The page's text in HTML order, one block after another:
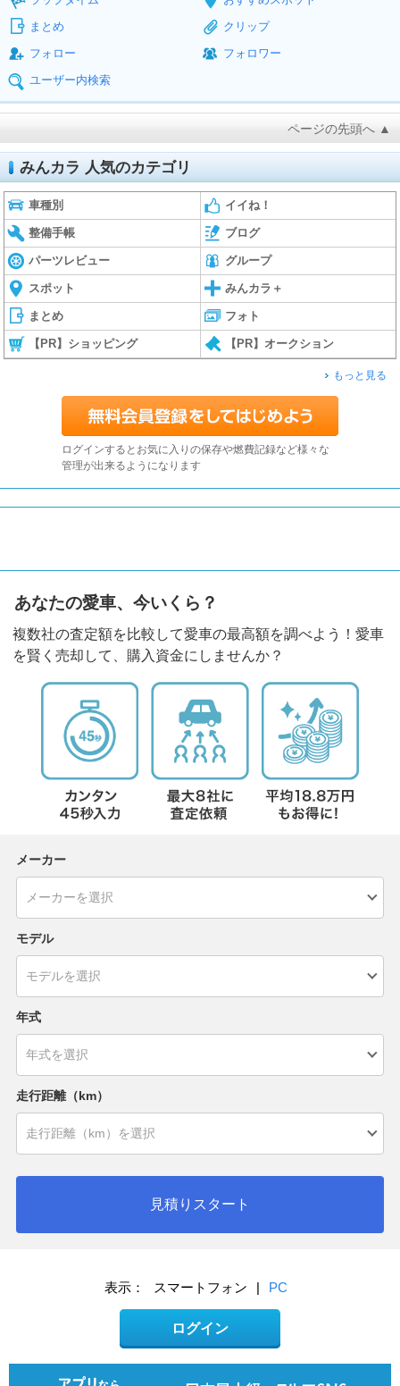
まとめ
クリップ
フォロー
フォロワー
ユーザー内検索
ページの先頭へ ▲
みんカラ 人気のカテゴリ
車種別 イイね！
整備手帳 ブログ
パーツレビュー グループ
スポット みんカラ＋
まとめ フォト
【PR】ショッピング 【PR】オークション
もっと見る
ログインするとお気に入りの保存や燃費記録など様々な
管理が出来るようになります
あなたの愛車、今いくら？
複数社の査定額を比較して愛車の最高額を調べよう！愛車
を賢く売却して、購入資金にしませんか？
メーカー
モデル
年式
走行距離（km）
見積りスタート
表示： スマートフォン | PC
ログイン